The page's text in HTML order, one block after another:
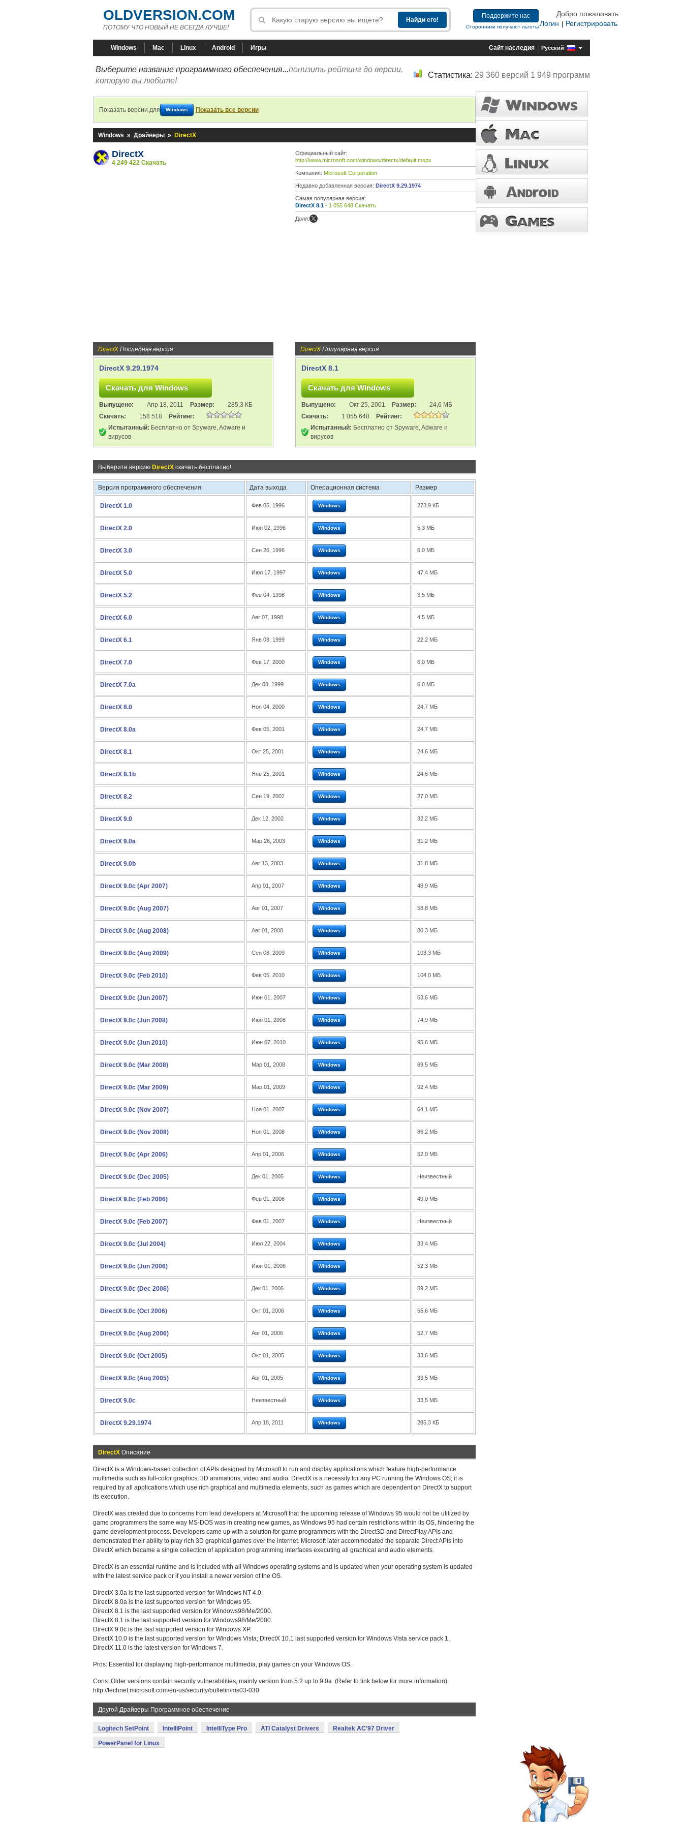
OLDVERSION.COM
ПОТОМУ ЧТО НОВЫЙ НЕ ВСЕГДА ЛУЧШЕ!
Поддержите нас
Сторонники получают льготы
Добро пожаловать
Логин
Регистрировать
Windows Mac Linux Android Игры Сайт наследия Русский
Выберите название программного обеспечения...понизить рейтинг до версии,
которую вы любите!
Статистика: 29 360 версий 1 949 программ
Показать версии для Windows Показать все версии
Windows » Драйверы » DirectX
DirectX
4 249 422 Скачать
Официальный сайт:
http://www.microsoft.com/windows/directx/default.mspx
Компания: Microsoft Corporation
Недавно добавленная версия: DirectX 9.29.1974
Самая популярная версия:
DirectX 8.1 - 1 055 648 Скачать
Доля:
DirectX Последняя версия
DirectX 9.29.1974
Выпущено: Апр 18, 2011 Размер:
285,3 КБ
Скачать:
158 518
Рейтинг:
Испытанный: Бесплатно от Spyware, Adware и
вирусов
DirectX Популярная версия
DirectX 8.1
Выпущено: Окт 25, 2001 Размер:
24,6 МБ
Скачать:
1 055 648
Рейтинг:
Испытанный: Бесплатно от Spyware, Adware и
вирусов
Выберите версию DirectX скачать бесплатно!
Версия программного обеспечения Дата выхода Операционная система Размер
DirectX 1.0 Фев 05, 1996 Windows 273,9 КБ
DirectX 2.0 Июн 02, 1996 Windows 5,3 МБ
DirectX 3.0 Сен 26, 1996 Windows 6,0 МБ
DirectX 5.0 Июл 17, 1997 Windows 47,4 МБ
DirectX 5.2 Фев 04, 1998 Windows 3,5 МБ
DirectX 6.0 Авг 07, 1998 Windows 4,5 МБ
DirectX 6.1 Янв 08, 1999 Windows 22,2 МБ
DirectX 7.0 Фев 17, 2000 Windows 6,0 МБ
DirectX 7.0a Дек 08, 1999 Windows 6,0 МБ
DirectX 8.0 Ноя 04, 2000 Windows 24,7 МБ
DirectX 8.0a Фев 05, 2001 Windows 24,7 МБ
DirectX 8.1 Окт 25, 2001 Windows 24,6 МБ
DirectX 8.1b Янв 25, 2001 Windows 24,6 МБ
DirectX 8.2 Сен 19, 2002 Windows 27,0 МБ
DirectX 9.0 Дек 12, 2002 Windows 32,2 МБ
DirectX 9.0a Мар 26, 2003 Windows 31,2 МБ
DirectX 9.0b Авг 13, 2003 Windows 31,8 МБ
DirectX 9.0c (Apr 2007) Апр 01, 2007 Windows 48,9 МБ
DirectX 9.0c (Aug 2007) Авг 01, 2007 Windows 58,8 МБ
DirectX 9.0c (Aug 2008) Авг 01, 2008 Windows 80,3 МБ
DirectX 9.0c (Aug 2009) Сен 08, 2009 Windows 103,3 МБ
DirectX 9.0c (Feb 2010) Фев 05, 2010 Windows 104,0 МБ
DirectX 9.0c (Jun 2007) Июн 01, 2007 Windows 53,6 МБ
DirectX 9.0c (Jun 2008) Июн 01, 2008 Windows 74,9 МБ
DirectX 9.0c (Jun 2010) Июн 07, 2010 Windows 95,6 МБ
DirectX 9.0c (Mar 2008) Мар 01, 2008 Windows 69,5 МБ
DirectX 9.0c (Mar 2009) Мар 01, 2009 Windows 92,4 МБ
DirectX 9.0c (Nov 2007) Ноя 01, 2007 Windows 64,1 МБ
DirectX 9.0c (Nov 2008) Ноя 01, 2008 Windows 86,2 МБ
DirectX 9.0c (Apr 2006) Апр 01, 2006 Windows 52,0 МБ
DirectX 9.0c (Dec 2005) Дек 01, 2005 Windows Неизвестный
DirectX 9.0c (Feb 2006) Фев 01, 2006 Windows 49,0 МБ
DirectX 9.0c (Feb 2007) Фев 01, 2007 Windows Неизвестный
DirectX 9.0c (Jul 2004) Июл 22, 2004 Windows 33,4 МБ
DirectX 9.0c (Jun 2006) Июн 01, 2006 Windows 52,3 МБ
DirectX 9.0c (Dec 2006) Дек 01, 2006 Windows 59,2 МБ
DirectX 9.0c (Oct 2006) Окт 01, 2006 Windows 55,6 МБ
DirectX 9.0c (Aug 2006) Авг 01, 2006 Windows 52,7 МБ
DirectX 9.0c (Oct 2005) Окт 01, 2005 Windows 33,6 МБ
DirectX 9.0c (Aug 2005) Авг 01, 2005 Windows 33,5 МБ
DirectX 9.0c Неизвестный Windows 33,5 МБ
DirectX 9.29.1974 Апр 18, 2011 Windows 285,3 КБ
DirectX Описание
DirectX is a Windows-based collection of APIs designed by Microsoft to run and display applications which feature high-performance
multimedia such as full-color graphics, 3D animations, video and audio. DirectX is a necessity for any PC running the Windows OS; it is
required by all applications which use rich graphical and multimedia elements, such as games which are dependent on DirectX to support
its execution.
DirectX was created due to concerns from lead developers at Microsoft that the upcoming release of Windows 95 would not be utilized by
game programmers the same way MS-DOS was in creating new games, as Windows 95 had certain restrictions within its OS, hindering the
game development process. Developers came up with a solution for game programmers with the Direct3D and DirectPlay APIs and
demonstrated their ability to play rich 3D graphical games over the internet. Microsoft later accommodated the separate Direct APIs into
DirectX which became a single collection of application programming interfaces executing all graphical and audio elements.
DirectX is an essential runtime and is included with all Windows operating systems and is updated when your operating system is updated
with the latest service pack or if you install a newer version of the OS.
DirectX 3.0a is the last supported version for Windows NT 4.0.
DirectX 8.0a is the last supported version for Windows 95.
DirectX 8.1 is the last supported version for Windows98/Me/2000.
DirectX 8.1 is the last supported version for Windows98/Me/2000.
DirectX 9.0c is the last supported version for Windows XP.
DirectX 10.0 is the last supported version for Windows Vista; DirectX 10.1 last supported version for Windows Vista service pack 1.
DirectX 11.0 is the latest version for Windows 7.
Pros: Essential for displaying high-performance multimedia, play games on your Windows OS.
Cons: Older versions contain security vulnerabilities, mainly version from 5.2 up to 9.0a. (Refer to link below for more information).
http://technet.microsoft.com/en-us/security/bulletin/ms03-030
Другой Драйверы Программное обеспечение
Logitech SetPoint IntelliPoint IntelliType Pro ATI Catalyst Drivers Realtek AC'97 Driver
PowerPanel for Linux